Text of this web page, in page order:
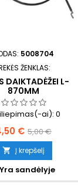
5008704
ŽENKLAS:
DAIKTADĖŽEI L-
870MM
ai):0
€ Bazinė
kaina
5,00 €
 Į krepšelį
Yra sandėlyje